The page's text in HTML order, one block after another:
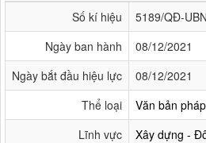
Số kí hiệu
5189/QĐ-
Ngày ban hành
08/12/2021
Ngày bắt đầu hiệu lực
08/12/2021
Thể loại
Văn bản
Lĩnh vực
Xây dựng -